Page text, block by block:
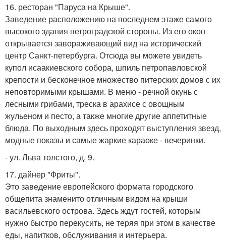
16. ресторан "Паруса на Крыше".
Заведение расположению на последнем этаже самого
высокого здания петроградской стороны. Из его окон
открывается завораживающий вид на исторический
центр Санкт-петербурга. Отсюда вы можете увидеть
купол исаакиевского собора, шпиль петропавловской
крепости и бесконечное множество питерских домов с их
неповторимыми крышами. В меню - речной окунь с
лесными грибами, треска в арахисе с овощным
жульеном и песто, а также многие другие аппетитные
блюда. По выходным здесь проходят выступления звезд,
модные показы и самые жаркие караоке - вечеринки.
- ул. Льва толстого, д. 9.
17. дайнер "Фриты".
Это заведение европейского формата городского
общепита знаменито отличным видом на крыши
васильевского острова. Здесь ждут гостей, которым
нужно быстро перекусить, не теряя при этом в качестве
еды, напитков, обслуживания и интерьера.